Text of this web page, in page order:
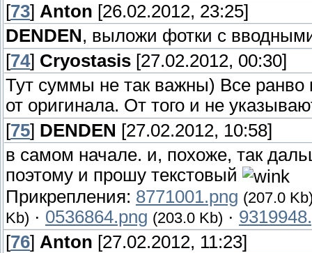
[73] Anton [26.02.2012, 23:25]
DENDEN, выложи фотки с
[74] Cryostasis [27.02.2012, 00:30]
Тут суммы не так важны) Все ранво
от оригинала. От того и не
[75] DENDEN [27.02.2012, 10:58]
в самом начале. и, похоже, так
поэтому и прошу текстовый
Прикрепления: 8771001.png (207.0
Kb) · 0536864.png (203.0 Kb) ·
[76] Anton [27.02.2012, 11:23]